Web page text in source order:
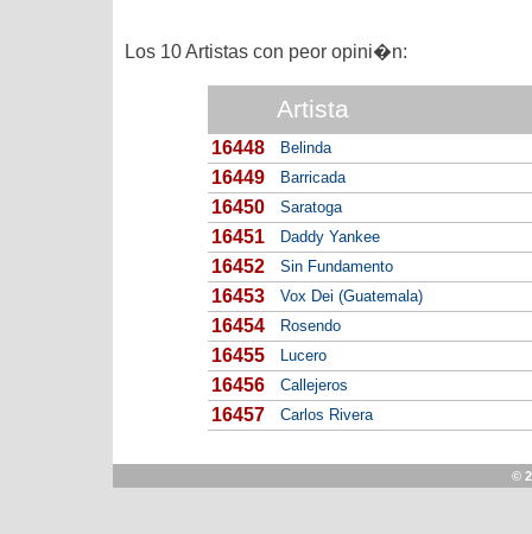
Los 10 Artistas con peor opini�n:
Artista
16448 Belinda
16449 Barricada
16450 Saratoga
16451 Daddy Yankee
16452 Sin Fundamento
16453 Vox Dei (Guatemala)
16454 Rosendo
16455 Lucero
16456 Callejeros
16457 Carlos Rivera
©